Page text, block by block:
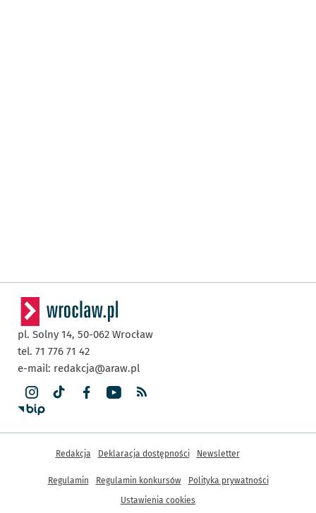
pl. Solny 14, 50-062 Wrocław
tel. 71 776 71 42
e-mail: redakcja@araw.pl
Inne informacje
Redakcja Deklaracja dostępności Newsletter
Regulamin Regulamin konkursów
Polityka prywatności
Ustawienia cookies